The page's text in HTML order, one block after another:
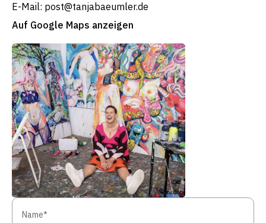
E-Mail: post@tanjabaeumler.de
Auf Google Maps anzeigen